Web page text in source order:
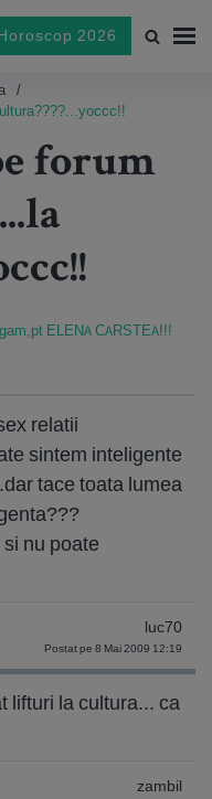
2026
forum
ELENA CARSTEA!!!
relatii
sintem inteligente
tace toata lumea
nu poate
luc70
Postat pe 8 Mai 2009 12:19
lifturi la cultura... ca
zambil